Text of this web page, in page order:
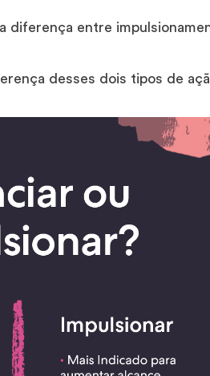
diferença entre
desses dois tipos de